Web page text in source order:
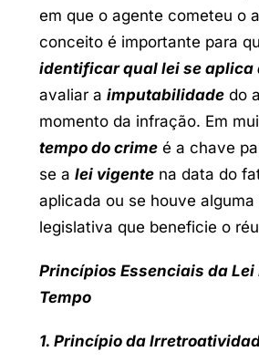
em que o agente cometeu o
conceito é importante para
identificar qual lei se aplica
avaliar a imputabilidadedo
momento da infração. Em
tempo do crimeé a chave
se a lei vigentena data do
aplicada ou se houve alguma
legislativa que beneficie o
Princípios Essenciais da Lei
Tempo
1. Princípio da